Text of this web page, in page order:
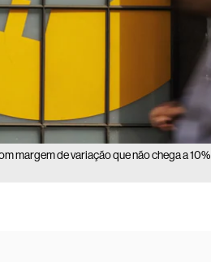
margem de variação que não chega a 10%